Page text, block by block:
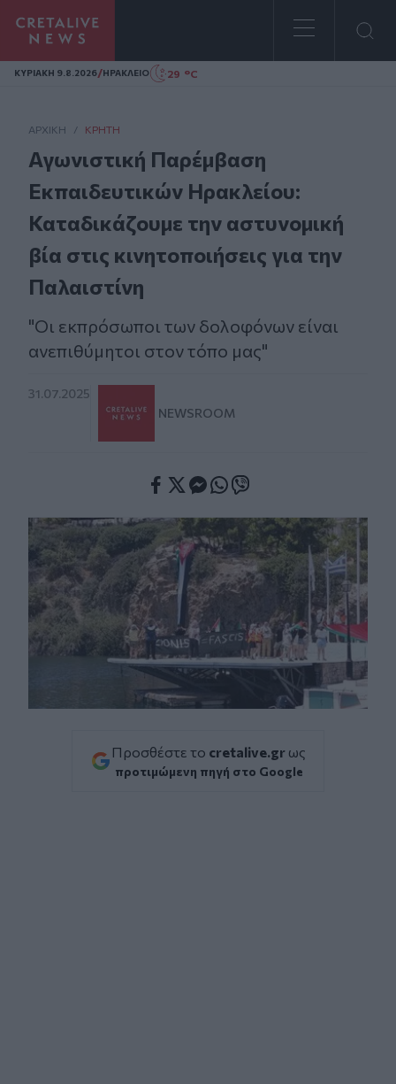
Homepage
ΚΥΡΙΑΚΗ 9.8.2026/ΗΡΑΚΛΕΙΟ 29 °C
ΑΡΧΙΚΗ / ΚΡΉΤΗ
Αγωνιστική Παρέμβαση
Εκπαιδευτικών Ηρακλείου:
Καταδικάζουμε την αστυνομική
βία στις κινητοποιήσεις για την
Παλαιστίνη
"Οι εκπρόσωποι των δολοφόνων είναι
ανεπιθύμητοι στον τόπο μας"
31.07.2025
NEWSROOM
Προσθέστε το cretalive.gr ως
προτιμώμενη πηγή στο Google